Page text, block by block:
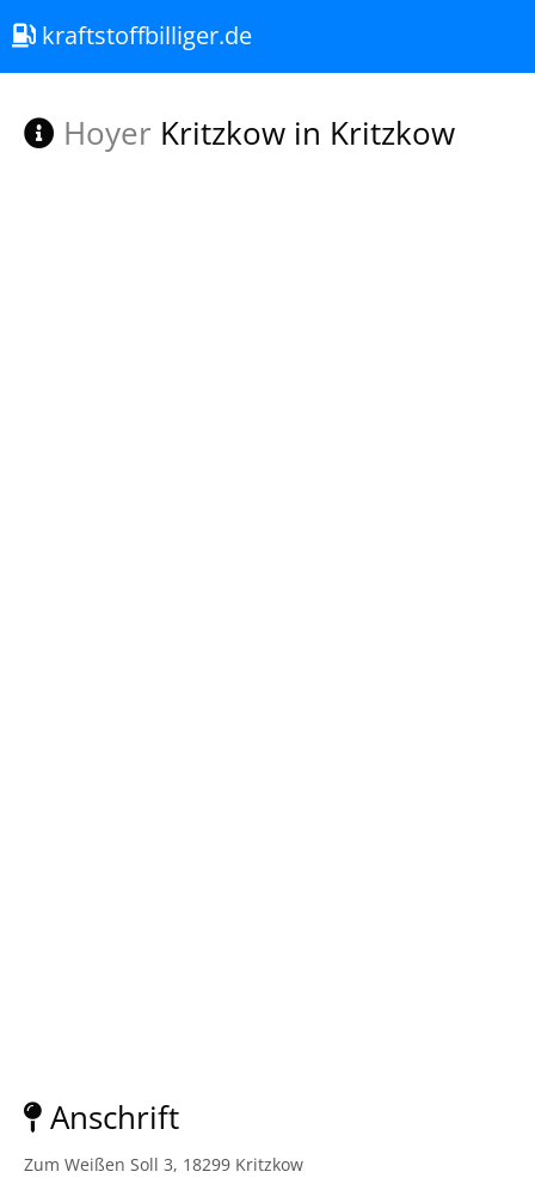
kraftstoffbilliger.de
Hoyer Kritzkow in Kritzkow
Anschrift
Zum Weißen Soll 3, 18299 Kritzkow